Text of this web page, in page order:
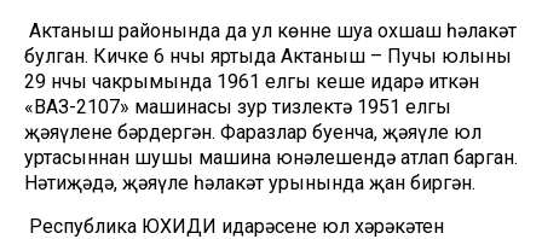
Актаныш районында да ул көнне шуңа охшаш һәлакәт
булган. Кичке 6 нчы яртыда Актаныш – Пучы юлының
29 нчы чакрымында 1961 елгы кеше идарә иткән
«ВАЗ-2107» машинасы зур тизлектә 1951 елгы
җәяүлене бәрдергән. Фаразлар буенча, җәяүле юл
уртасыннан шушы машина юнәлешендә атлап барган.
Нәтиҗәдә, җәяүле һәлакәт урынында җан биргән.
Республика ЮХИДИ идарәсенең юл хәрәкәтен